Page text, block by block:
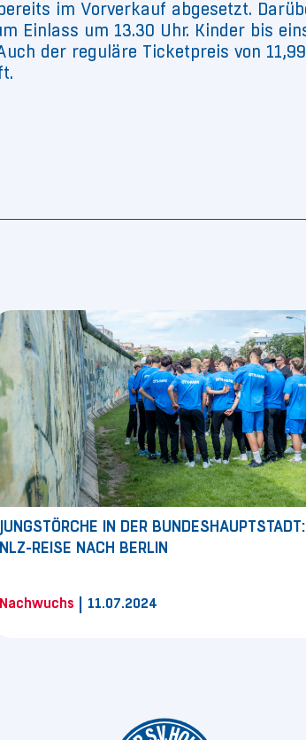
im Vorverkauf abgesetzt.
Einlass um 13.30 Uhr. Kinder bis
der reguläre Ticketpreis von
JUNGSTÖRCHE IN DER BUNDESHAUPTSTADT:
NLZ-REISE NACH BERLIN
Nachwuchs | 11.07.2024